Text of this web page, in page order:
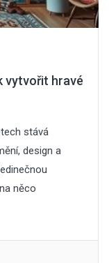
vytvořit hravé
stává
design a
něco